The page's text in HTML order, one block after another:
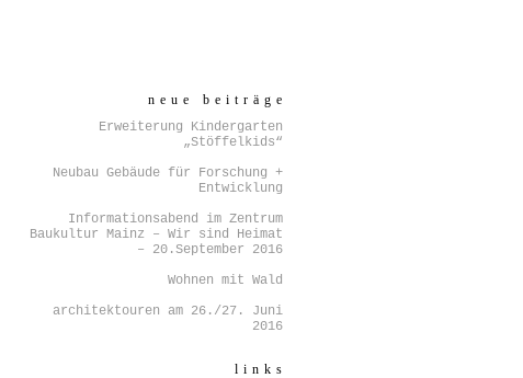
neue beiträge
Erweiterung Kindergarten
„Stöffelkids“
Neubau Gebäude für Forschung +
Entwicklung
Informationsabend im Zentrum
Baukultur Mainz – Wir sind Heimat
– 20.September 2016
Wohnen mit Wald
architektouren am 26./27. Juni
2016
links